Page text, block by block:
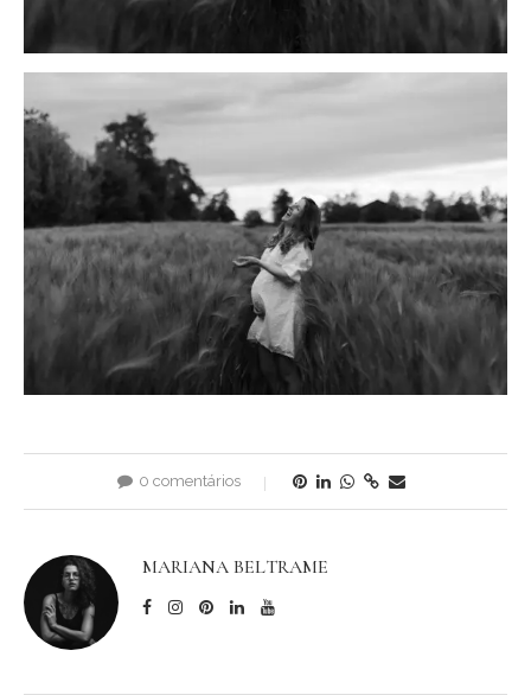
0 comentários
MARIANA BELTRAME